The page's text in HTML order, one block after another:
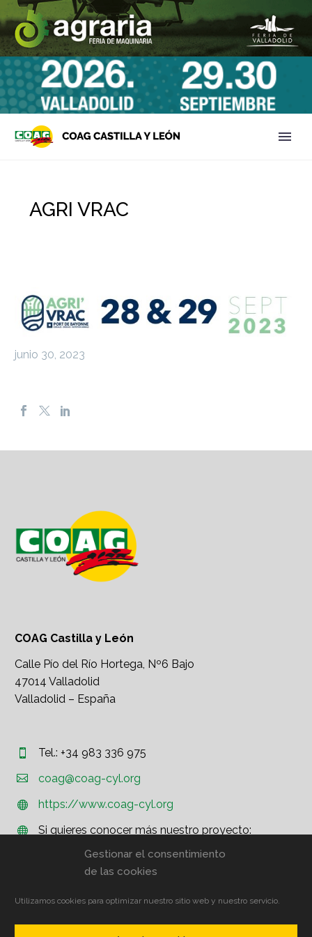
Gestionar el consentimiento
de las cookies
Utilizamos cookies para optimizar nuestro sitio web y nuestro servicio.
AGRI VRAC
junio 30, 2023
COAG Castilla y León
Calle Pío del Río Hortega, Nº6 Bajo
47014 Valladolid
Valladolid – España

 Tel.: +34 983 336 975

 coag@coag-cyl.org

 https://www.coag-cyl.org


Si quieres conocer más nuestro proyecto:
http://www.coag.org
© COAG CyL – Aviso Legal